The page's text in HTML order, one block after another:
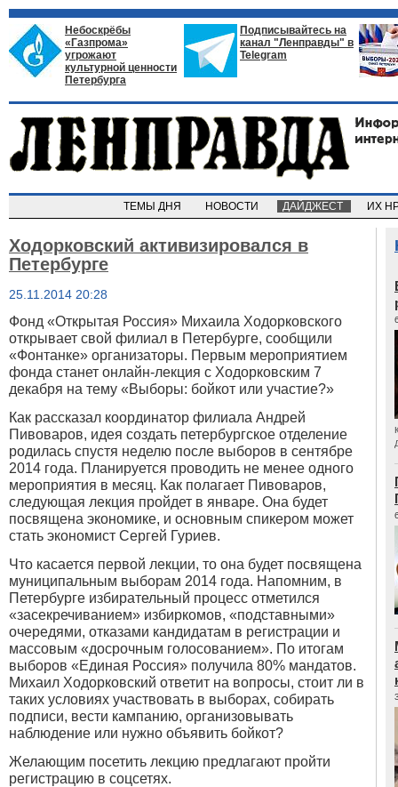
Небоскрёбы
«Газпрома»
угрожают
культурной ценности
Петербурга
Подписывайтесь на
канал "Ленправды" в
Telegram
ТЕМЫ ДНЯ НОВОСТИ ДАЙДЖЕСТ ИХ
Ходорковский активизировался в
Петербурге
25.11.2014 20:28
Фонд «Открытая Россия» Михаила Ходорковского
открывает свой филиал в Петербурге, сообщили
«Фонтанке» организаторы. Первым мероприятием
фонда станет онлайн-лекция с Ходорковским 7
декабря на тему «Выборы: бойкот или участие?»
Как рассказал координатор филиала Андрей
Пивоваров, идея создать петербургское отделение
родилась спустя неделю после выборов в сентябре
2014 года. Планируется проводить не менее одного
мероприятия в месяц. Как полагает Пивоваров,
следующая лекция пройдет в январе. Она будет
посвящена экономике, и основным спикером может
стать экономист Сергей Гуриев.
Что касается первой лекции, то она будет посвящена
муниципальным выборам 2014 года. Напомним, в
Петербурге избирательный процесс отметился
«засекречиванием» избиркомов, «подставными»
очередями, отказами кандидатам в регистрации и
массовым «досрочным голосованием». По итогам
выборов «Единая Россия» получила 80% мандатов.
Михаил Ходорковский ответит на вопросы, стоит ли в
таких условиях участвовать в выборах, собирать
подписи, вести кампанию, организовывать
наблюдение или нужно объявить бойкот?
Желающим посетить лекцию предлагают пройти
регистрацию в соцсетях.